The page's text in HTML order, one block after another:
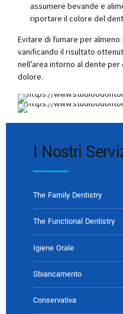
assumere bevande e
riportare il colore del
Evitare di fumare per almeno
vanificando il risultato
nell’area intorno al dente
dolore.
I Nostri
The Family Dentistry
The Functional Dentistry
Igiene Orale
Sbiancamento
Conservativa